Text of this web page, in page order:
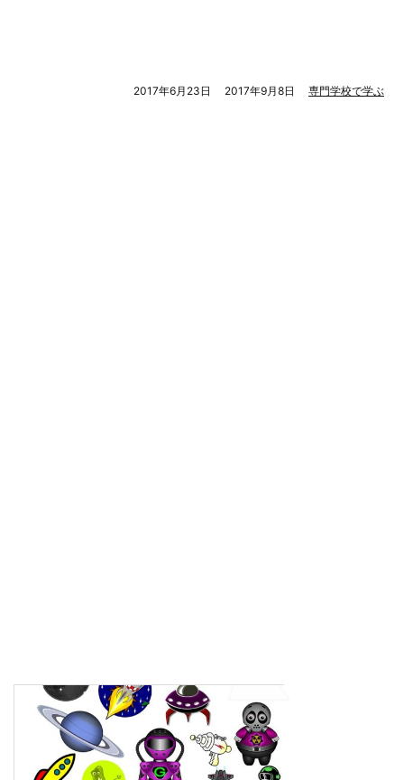
2017年6月23日 2017年9月8日 専門学校で学ぶ